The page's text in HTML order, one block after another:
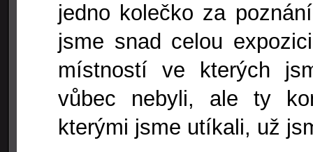
jedno kolečko za
jsme snad celou
místností ve kterých
vůbec nebyli, ale ty
kterými jsme utíkali, už